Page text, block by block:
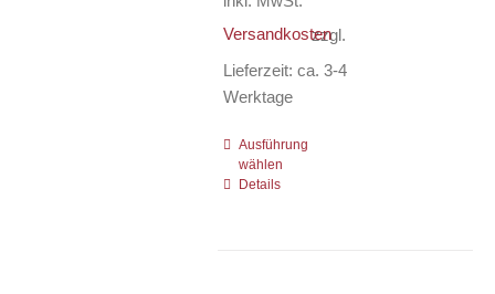
zzgl.
Versandkosten
Lieferzeit: ca. 3-4
Werktage
Ausführung
wählen
Details